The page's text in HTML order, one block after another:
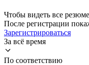
Чтобы видеть все
После регистрации
Зарегистрироваться
За всё время
По соответствию